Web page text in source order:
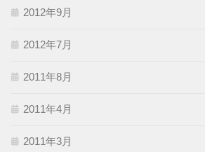
2012年9月
2012年7月
2011年8月
2011年4月
2011年3月